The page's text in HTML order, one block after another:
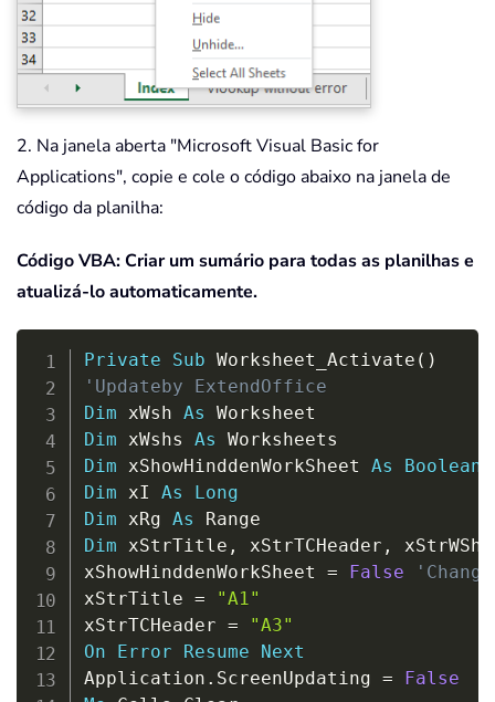
2. Na janela aberta "Microsoft Visual Basic for
Applications", copie e cole o código abaixo na janela de
código da planilha:
Código VBA: Criar um sumário para todas as planilhas e
atualizá-lo automaticamente.
Private Sub Worksheet_Activate ( )
'Updateby ExtendOffice
Dim xWsh As
Dim xWshs As
Dim xShowHinddenWorkSheet As
Boolean
Dim xI As
Long
Dim xRg As
Dim xStrTitle , xStrTCHeader ,
xShowHinddenWorkSheet = False
xStrTitle =
"A1"
xStrTCHeader =
"A3"
On
Error Resume
Next
Application . ScreenUpdating =
False
Copy